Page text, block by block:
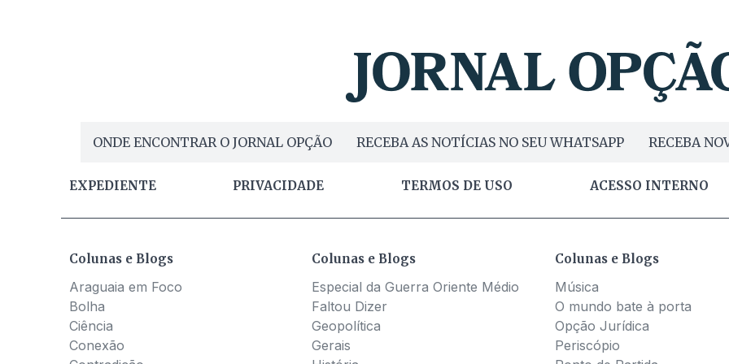
ONDE ENCONTRAR O JORNAL OPÇÃO RECEBA AS NOTÍCIAS NO SEU WHATSAPP RECEBA
EXPEDIENTE PRIVACIDADE TERMOS DE USO ACESSO INTERNO
Colunas e Blogs
Araguaia em Foco
Bolha
Ciência
Conexão
Colunas e Blogs
Especial da Guerra Oriente Médio
Faltou Dizer
Geopolítica
Gerais
Colunas e Blogs
Música
O mundo bate à porta
Opção Jurídica
Periscópio